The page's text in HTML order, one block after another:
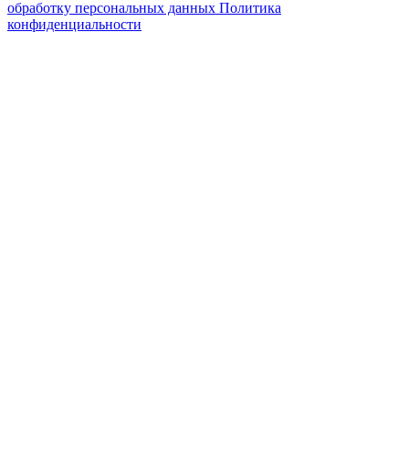
обработку персональных данных Политика
конфиденциальности